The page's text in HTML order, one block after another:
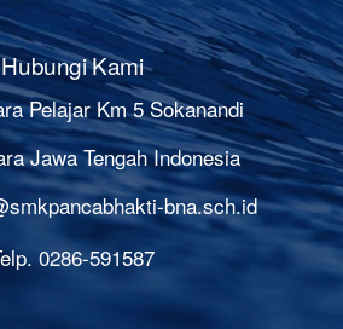
Hubungi Kami
Pelajar Km 5 Sokanandi
Jawa Tengah Indonesia
bna.sch.id
0286-591587